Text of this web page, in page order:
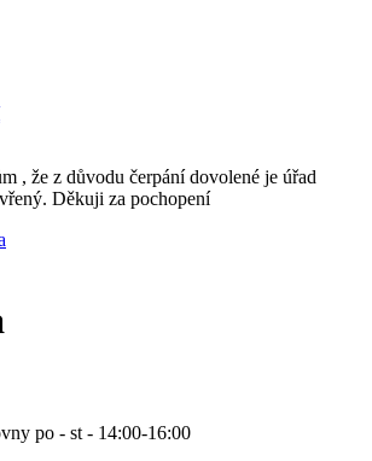
, že z důvodu čerpání dovolené je úřad
Děkuji za pochopení
po - st - 14:00-16:00